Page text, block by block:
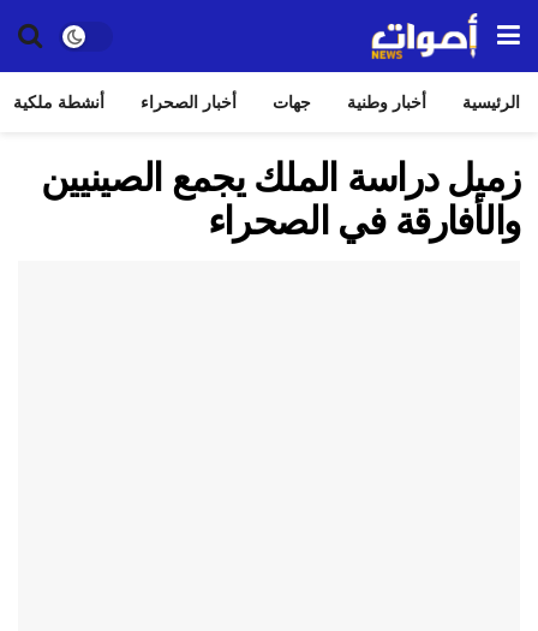
الرئيسية أخبار وطنية جهات أخبار الصحراء أنشطة ملكية
زميل دراسة الملك يجمع الصينيين
والأفارقة في الصحراء